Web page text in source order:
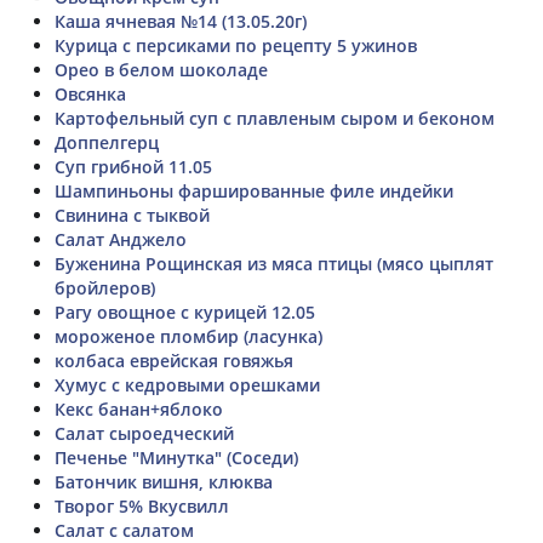
Каша ячневая №14 (13.05.20г)
Курица с персиками по рецепту 5 ужинов
Орео в белом шоколаде
Овсянка
Картофельный суп с плавленым сыром и беконом
Доппелгерц
Суп грибной 11.05
Шампиньоны фаршированные филе индейки
Свинина с тыквой
Салат Анджело
Буженина Рощинская из мяса птицы (мясо цыплят
бройлеров)
Рагу овощное с курицей 12.05
мороженое пломбир (ласунка)
колбаса еврейская говяжья
Хумус с кедровыми орешками
Кекс банан+яблоко
Салат сыроедческий
Печенье "Минутка" (Соседи)
Батончик вишня, клюква
Творог 5% Вкусвилл
Салат с салатом